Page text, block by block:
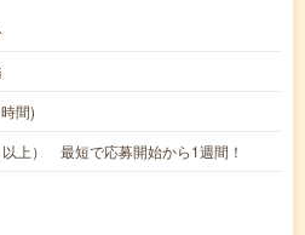
間)
上） 最短で応募開始から1週間！